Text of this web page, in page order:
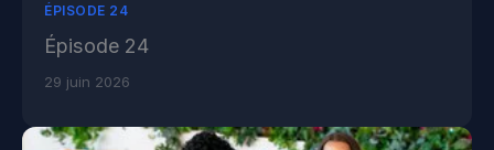
ÉPISODE 24
Épisode 24
29 juin 2026